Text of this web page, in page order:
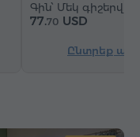
Մեկ գիշերվա
77.70 USD
Ընտրեք